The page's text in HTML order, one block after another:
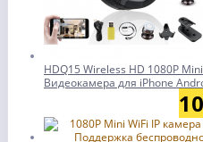
HDQ15 Wireless HD 1080P
Видеокамера для iPhone